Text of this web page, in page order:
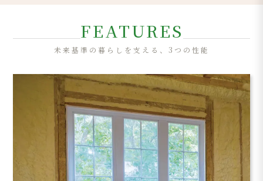
FEATURES
未来基準の暮らしを支える、3つの性能